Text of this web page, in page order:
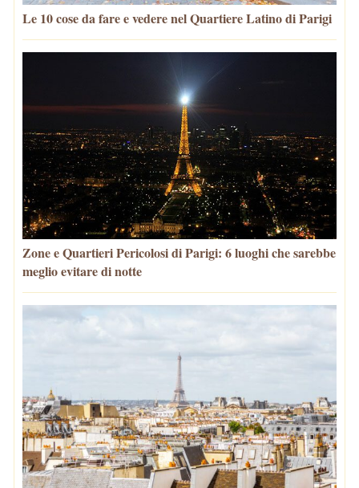
Le 10 cose da fare e vedere nel Quartiere Latino di Parigi
Zone e Quartieri Pericolosi di Parigi: 6 luoghi che sarebbe
meglio evitare di notte